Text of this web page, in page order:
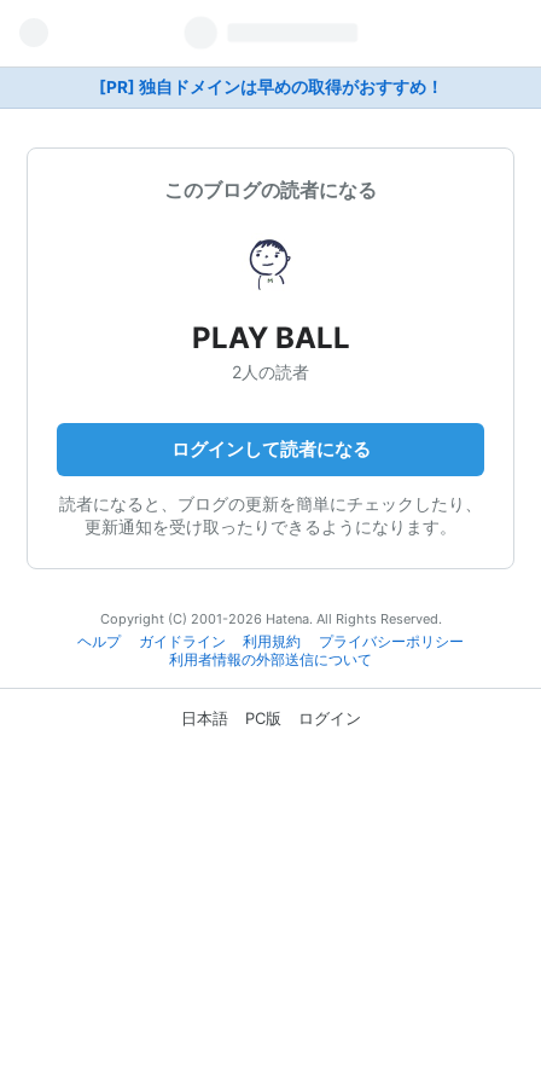
[PR] 独自ドメインは早めの取得がおすすめ！
このブログの読者になる
PLAY BALL
2人の読者
ログインして読者になる
読者になると、ブログの更新を簡単にチェックしたり、
更新通知を受け取ったりできるようになります。
Copyright (C) 2001-2026 Hatena. All Rights Reserved.
ヘルプ
ガイドライン 利用規約
プライバシーポリシー
利用者情報の外部送信について
日本語 PC版 ログイン